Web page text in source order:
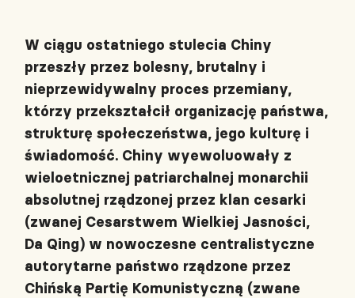
W ciągu ostatniego stulecia Chiny
przeszły przez bolesny, brutalny i
nieprzewidywalny proces przemiany,
którzy przekształcił organizację państwa,
strukturę społeczeństwa, jego kulturę i
świadomość. Chiny wyewoluowały z
wieloetnicznej patriarchalnej monarchii
absolutnej rządzonej przez klan cesarki
(zwanej Cesarstwem Wielkiej Jasności,
Da Qing) w nowoczesne centralistyczne
autorytarne państwo rządzone przez
Chińską Partię Komunistyczną (zwane